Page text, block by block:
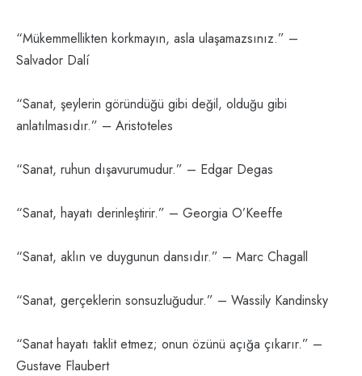
“Mükemmellikten korkmayın, asla ulaşamazsınız.” –
Salvador Dalí
“Sanat, şeylerin göründüğü gibi değil, olduğu gibi
anlatılmasıdır.” – Aristoteles
“Sanat, ruhun dışavurumudur.” – Edgar Degas
“Sanat, hayatı derinleştirir.” – Georgia O’Keeffe
“Sanat, aklın ve duygunun dansıdır.” – Marc Chagall
“Sanat, gerçeklerin sonsuzluğudur.” – Wassily Kandinsky
“Sanat hayatı taklit etmez; onun özünü açığa çıkarır.” –
Gustave Flaubert